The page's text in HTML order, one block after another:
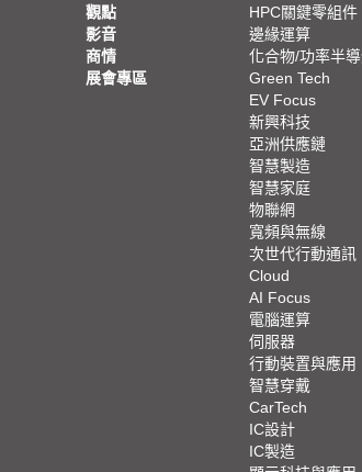
觀點
影音
商情
展會專區
HPC關鍵零組件
邊緣運算
化合物/功率半
Green Tech
EV Focus
新興科技
亞洲供應鏈
智慧製造
智慧家庭
物聯網
寬頻與無線
次世代行動通訊
Cloud
AI Focus
電腦運算
伺服器
行動裝置與應用
智慧穿戴
CarTech
IC設計
IC製造